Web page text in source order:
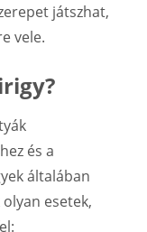
játszhat,
vele.
és a
általában
esetek,